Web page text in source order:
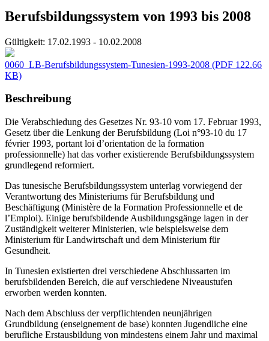
Berufsbildungssystem von 1993 bis 2008
Gültigkeit: 17.02.1993 - 10.02.2008
0060_LB-Berufsbildungssystem-Tunesien-1993-2008 (PDF 122.66
KB)
Beschreibung
Die Verabschiedung des Gesetzes Nr. 93-10 vom 17. Februar 1993,
Gesetz über die Lenkung der Berufsbildung (Loi n°93-10 du 17
février 1993, portant loi d’orientation de la formation
professionnelle) hat das vorher existierende Berufsbildungssystem
grundlegend reformiert.
Das tunesische Berufsbildungssystem unterlag vorwiegend der
Verantwortung des Ministeriums für Berufsbildung und
Beschäftigung (Ministère de la Formation Professionnelle et de
l’Emploi). Einige berufsbildende Ausbildungsgänge lagen in der
Zuständigkeit weiterer Ministerien, wie beispielsweise dem
Ministerium für Landwirtschaft und dem Ministerium für
Gesundheit.
In Tunesien existierten drei verschiedene Abschlussarten im
berufsbildenden Bereich, die auf verschiedene Niveaustufen
erworben werden konnten.
Nach dem Abschluss der verpflichtenden neunjährigen
Grundbildung (enseignement de base) konnten Jugendliche eine
berufliche Erstausbildung von mindestens einem Jahr und maximal